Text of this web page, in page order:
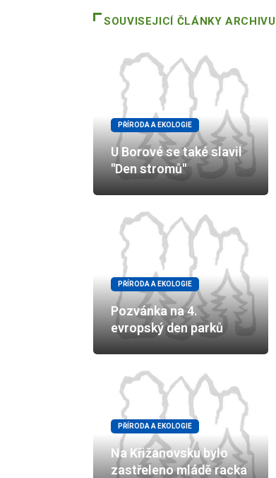
SOUVISEJICÍ ČLÁNKY ARCHIVU
PŘÍRODA A EKOLOGIE
U Borové se také slavil
"Den stromů"
PŘÍRODA A EKOLOGIE
Pozvánka na 4.
evropský den parků
PŘÍRODA A EKOLOGIE
Na Křižanovsku bylo
zastřeleno mládě racka